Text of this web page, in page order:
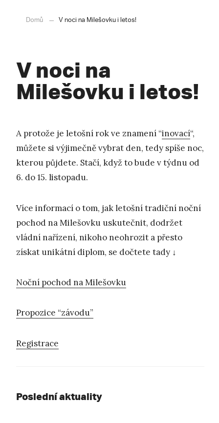
Domů V noci na Milešovku i letos!
V noci na
Milešovku i letos!
A protože je letošní rok ve znamení “inovací“,
můžete si výjimečně vybrat den, tedy spíše noc,
kterou půjdete. Stačí, když to bude v týdnu od
6. do 15. listopadu.
Více informací o tom, jak letošní tradiční noční
pochod na Milešovku uskutečnit, dodržet
vládní nařízení, nikoho neohrozit a přesto
získat unikátní diplom, se dočtete tady ↓
Noční pochod na Milešovku
Propozice “závodu”
Registrace
Poslední aktuality